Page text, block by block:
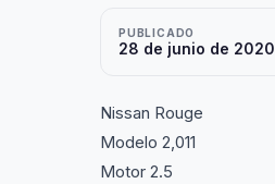
PUBLICADO
28 de junio de 2020
Nissan Rouge
Modelo 2,011
Motor 2.5